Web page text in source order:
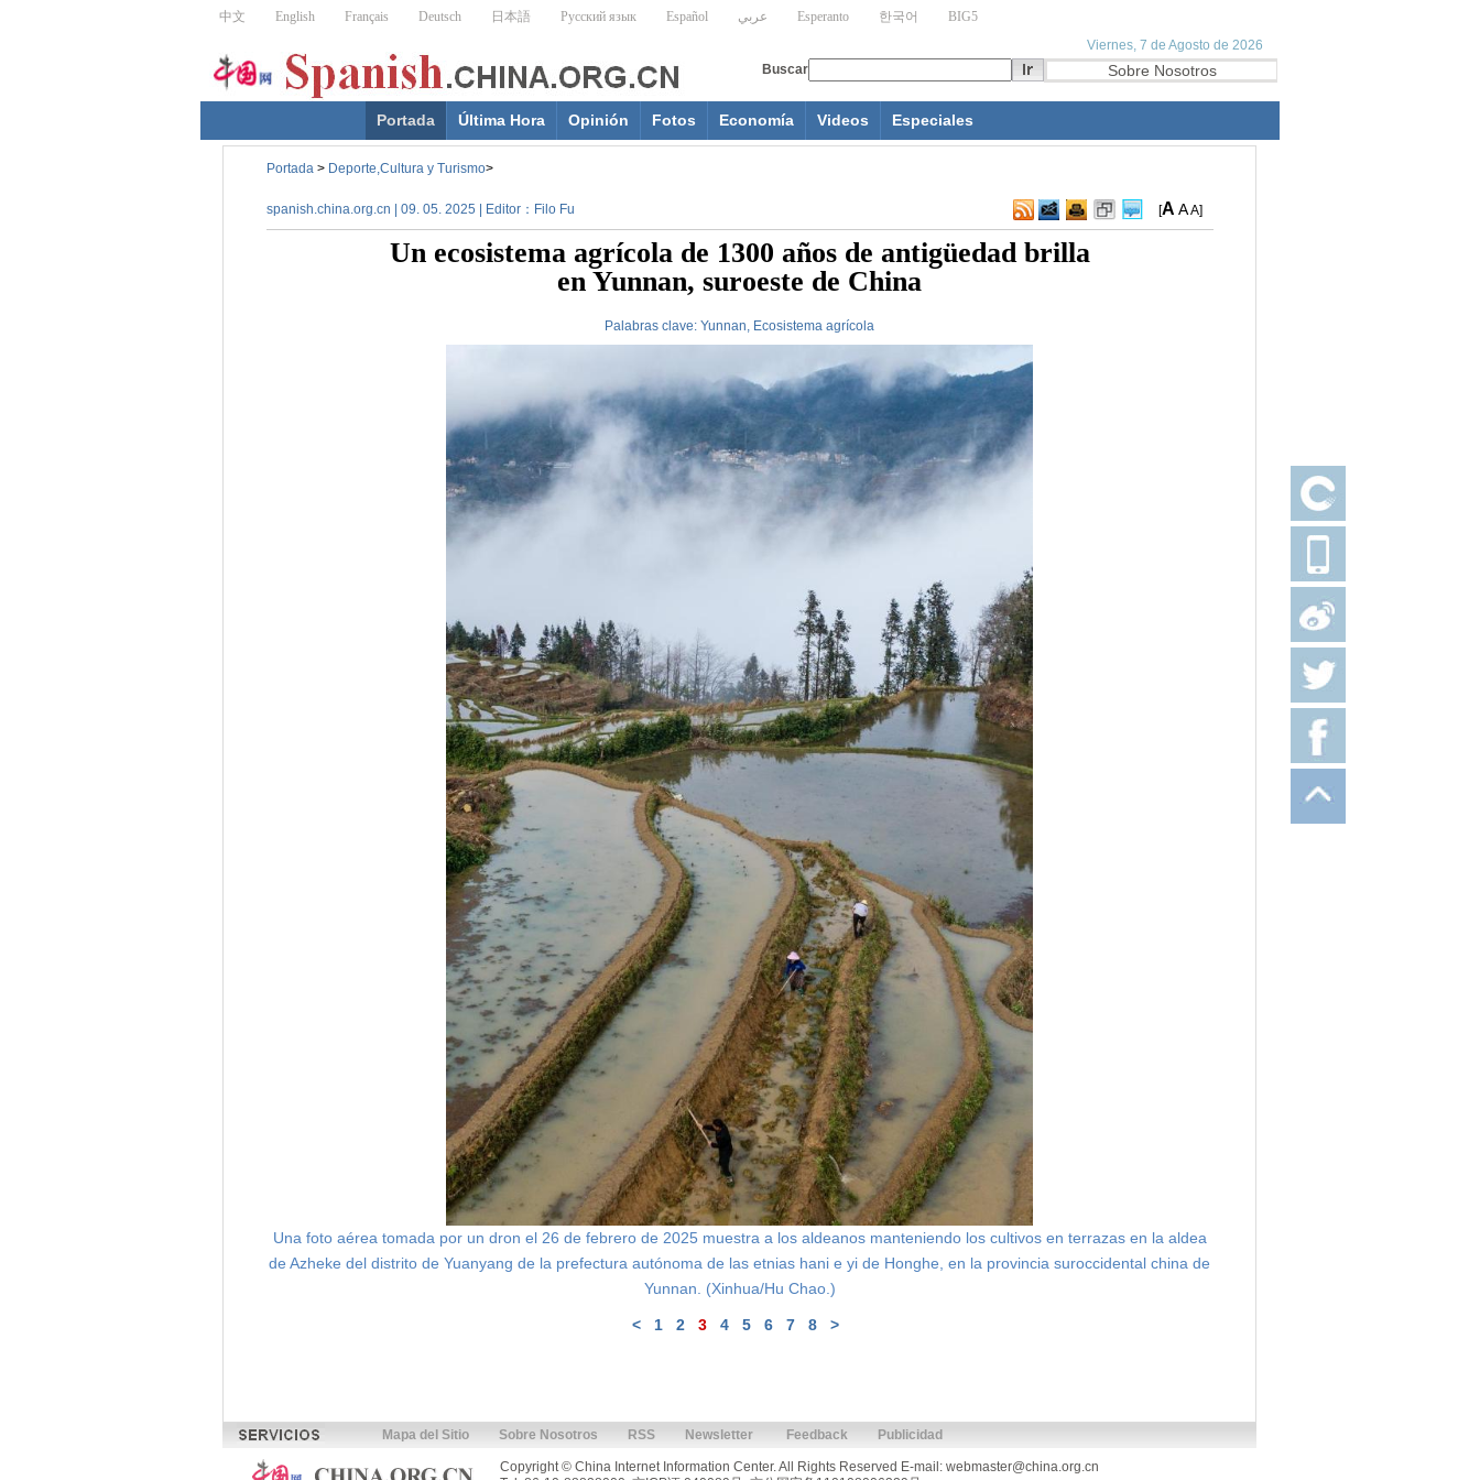
Portada Última Hora Opinión Fotos Economía Videos Especiales
Portada > Deporte,Cultura y Turismo>
spanish.china.org.cn | 09. 05. 2025 | Editor：Filo Fu [A AA]
Un ecosistema agrícola de 1300 años de antigüedad brilla
en Yunnan, suroeste de China
Palabras clave: Yunnan, Ecosistema agrícola
Una foto aérea tomada por un dron el 26 de febrero de 2025 muestra a los aldeanos manteniendo los cultivos en terrazas en la aldea
de Azheke del distrito de Yuanyang de la prefectura autónoma de las etnias hani e yi de Honghe, en la provincia suroccidental china de
Yunnan. (Xinhua/Hu Chao.)
< 1 2 3 4 5 6 7 8 >